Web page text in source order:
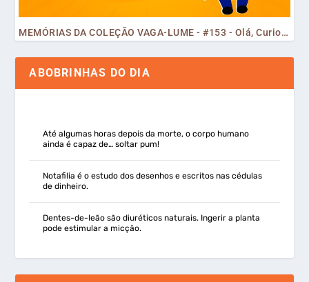
MEMÓRIAS DA COLEÇÃO VAGA-LUME - #153 - Olá, Curiosos! 2023
ABOBRINHAS DO DIA
Até algumas horas depois da morte, o corpo humano
ainda é capaz de… soltar pum!
Notafilia é o estudo dos desenhos e escritos nas cédulas
de dinheiro.
Dentes-de-leão são diuréticos naturais. Ingerir a planta
pode estimular a micção.